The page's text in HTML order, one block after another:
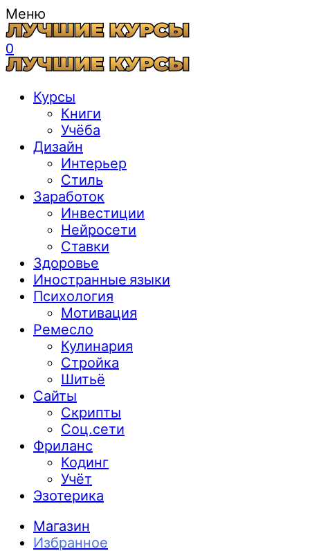
Меню
0
Курсы
Книги
Учёба
Дизайн
Интерьер
Стиль
Заработок
Инвестиции
Нейросети
Ставки
Здоровье
Иностранные языки
Психология
Мотивация
Ремесло
Кулинария
Стройка
Шитьё
Сайты
Скрипты
Соц.сети
Фриланс
Кодинг
Учёт
Эзотерика
Магазин
Избранное